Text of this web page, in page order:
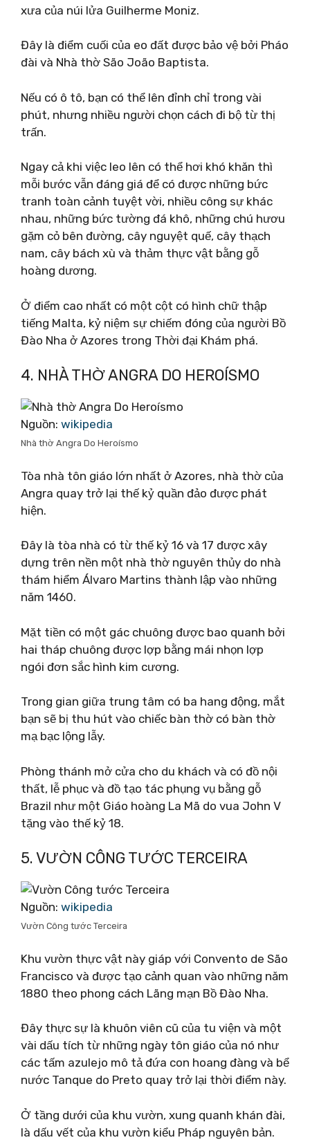
xưa của núi lửa Guilherme Moniz.
Đây là điểm cuối của eo đất được bảo vệ bởi Pháo
đài và Nhà thờ São João Baptista.
Nếu có ô tô, bạn có thể lên đỉnh chỉ trong vài
phút, nhưng nhiều người chọn cách đi bộ từ thị
trấn.
Ngay cả khi việc leo lên có thể hơi khó khăn thì
mỗi bước vẫn đáng giá để có được những bức
tranh toàn cảnh tuyệt vời, nhiều công sự khác
nhau, những bức tường đá khô, những chú hươu
gặm cỏ bên đường, cây nguyệt quế, cây thạch
nam, cây bách xù và thảm thực vật bằng gỗ
hoàng dương.
Ở điểm cao nhất có một cột có hình chữ thập
tiếng Malta, kỷ niệm sự chiếm đóng của người Bồ
Đào Nha ở Azores trong Thời đại Khám phá.
4. NHÀ THỜ ANGRA DO HEROÍSMO
Nguồn: wikipedia
Nhà thờ Angra Do Heroísmo
Tòa nhà tôn giáo lớn nhất ở Azores, nhà thờ của
Angra quay trở lại thế kỷ quần đảo được phát
hiện.
Đây là tòa nhà có từ thế kỷ 16 và 17 được xây
dựng trên nền một nhà thờ nguyên thủy do nhà
thám hiểm Álvaro Martins thành lập vào những
năm 1460.
Mặt tiền có một gác chuông được bao quanh bởi
hai tháp chuông được lợp bằng mái nhọn lợp
ngói đơn sắc hình kim cương.
Trong gian giữa trung tâm có ba hang động, mắt
bạn sẽ bị thu hút vào chiếc bàn thờ có bàn thờ
mạ bạc lộng lẫy.
Phòng thánh mở cửa cho du khách và có đồ nội
thất, lễ phục và đồ tạo tác phụng vụ bằng gỗ
Brazil như một Giáo hoàng La Mã do vua John V
tặng vào thế kỷ 18.
5. VƯỜN CÔNG TƯỚC TERCEIRA
Nguồn: wikipedia
Vườn Công tước Terceira
Khu vườn thực vật này giáp với Convento de São
Francisco và được tạo cảnh quan vào những năm
1880 theo phong cách Lãng mạn Bồ Đào Nha.
Đây thực sự là khuôn viên cũ của tu viện và một
vài dấu tích từ những ngày tôn giáo của nó như
các tấm azulejo mô tả đứa con hoang đàng và bể
nước Tanque do Preto quay trở lại thời điểm này.
Ở tầng dưới của khu vườn, xung quanh khán đài,
là dấu vết của khu vườn kiểu Pháp nguyên bản.